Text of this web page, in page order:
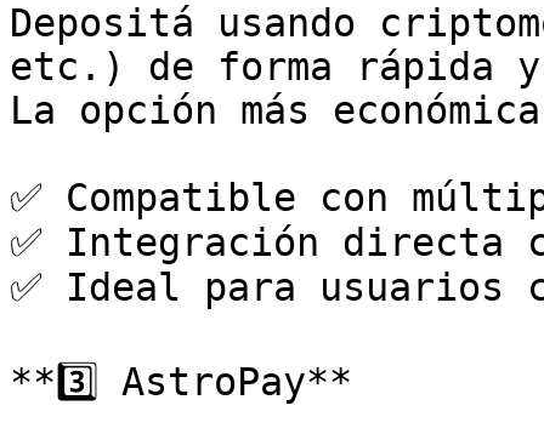
Depositá usando
etc.) de forma rápida
La opción más
✅ Compatible con
✅ Integración directa
✅ Ideal para usuarios
**3️⃣ AstroPay**